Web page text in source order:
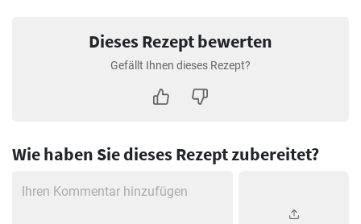
Dieses Rezept bewerten
Gefällt Ihnen dieses Rezept?
Wie haben Sie dieses Rezept zubereitet?